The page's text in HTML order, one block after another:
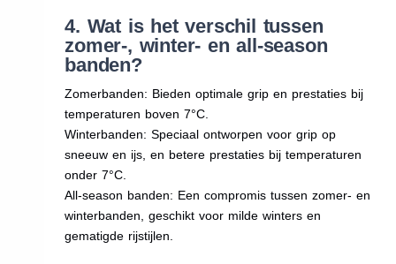
4. Wat is het verschil tussen
zomer-, winter- en all-season
banden?
Zomerbanden: Bieden optimale grip en prestaties bij
temperaturen boven 7°C.
Winterbanden: Speciaal ontworpen voor grip op
sneeuw en ijs, en betere prestaties bij temperaturen
onder 7°C.
All-season banden: Een compromis tussen zomer- en
winterbanden, geschikt voor milde winters en
gematigde rijstijlen.